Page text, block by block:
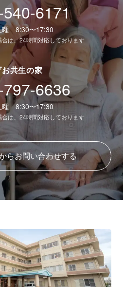
6171
曜 8:30〜17:30
合は、24時間対応しております
お共生の家
6636
曜 8:30〜17:30
合は、24時間対応しております
らお問い合わせする